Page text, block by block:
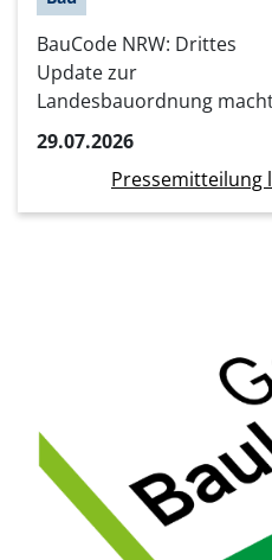
BauCode NRW: Drittes
Update zur
Landesbauordnung
Bauen einfacher, schneller
29.07.2026
Pressemitteilung